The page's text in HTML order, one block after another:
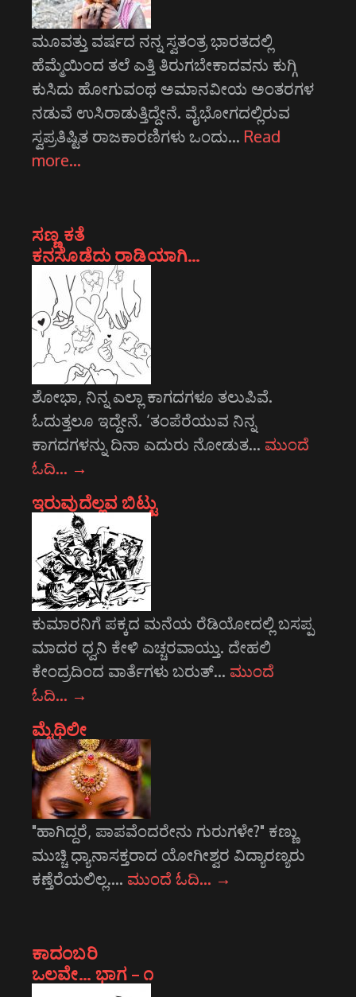
ಮೂವತ್ತು ವರ್ಷದ ನನ್ನ ಸ್ವತಂತ್ರ ಭಾರತದಲ್ಲಿ
ಹೆಮ್ಮೆಯಿಂದ ತಲೆ ಎತ್ತಿ ತಿರುಗಬೇಕಾದವನು ಕುಗ್ಗಿ
ಕುಸಿದು ಹೋಗುವಂಥ ಅಮಾನವೀಯ ಅಂತರಗಳ
ನಡುವೆ ಉಸಿರಾಡುತ್ತಿದ್ದೇನೆ. ವೈಭೋಗದಲ್ಲಿರುವ
ಸ್ವಪ್ರತಿಷ್ಟಿತ ರಾಜಕಾರಣಿಗಳು ಒಂದು… Read
more…
ಸಣ್ಣ ಕತೆ
ಕನಸೊಡೆದು ರಾಡಿಯಾಗಿ…
ಶೋಭಾ, ನಿನ್ನ ಎಲ್ಲಾ ಕಾಗದಗಳೂ ತಲುಪಿವೆ.
ಓದುತ್ತಲೂ ಇದ್ದೇನೆ. ‘ತಂಪೆರೆಯುವ ನಿನ್ನ
ಕಾಗದಗಳನ್ನು ದಿನಾ ಎದುರು ನೋಡುತ… ಮುಂದೆ
ಓದಿ… →
ಇರುವುದೆಲ್ಲವ ಬಿಟ್ಟು
ಕುಮಾರನಿಗೆ ಪಕ್ಕದ ಮನೆಯ ರೆಡಿಯೋದಲ್ಲಿ ಬಸಪ್ಪ
ಮಾದರ ಧ್ವನಿ ಕೇಳಿ ಎಚ್ಚರವಾಯ್ತು. ದೇಹಲಿ
ಕೇಂದ್ರದಿಂದ ವಾರ್ತೆಗಳು ಬರುತ್… ಮುಂದೆ
ಓದಿ… →
ಮೈಥಿಲೀ
"ಹಾಗಿದ್ದರೆ, ಪಾಪವೆಂದರೇನು ಗುರುಗಳೇ?" ಕಣ್ಣು
ಮುಚ್ಚಿ ಧ್ಯಾನಾಸಕ್ತರಾದ ಯೋಗೀಶ್ವರ ವಿದ್ಯಾರಣ್ಯರು
ಕಣ್ತೆರೆಯಲಿಲ್ಲ.… ಮುಂದೆ ಓದಿ… →
ಕಾದಂಬರಿ
ಒಲವೇ… ಭಾಗ – ೧